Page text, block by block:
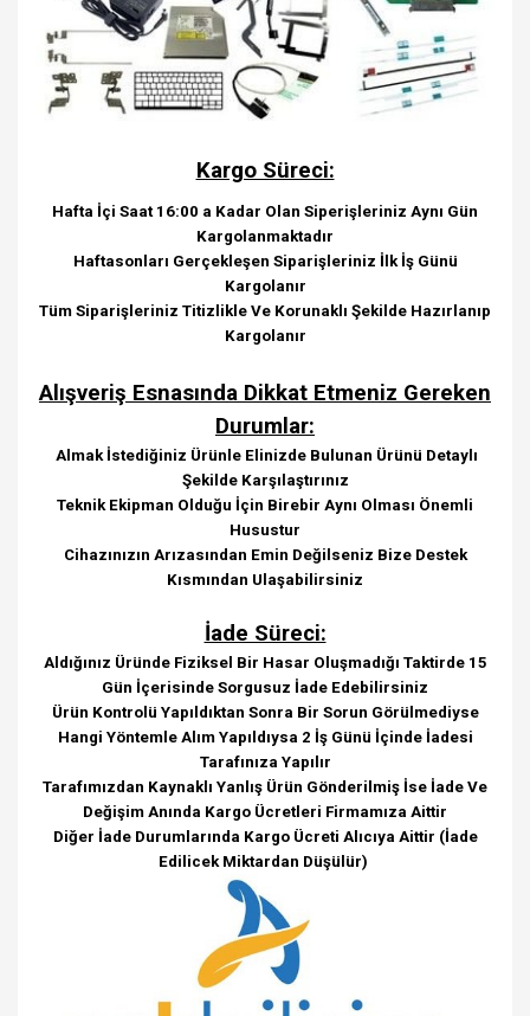
Kargo Süreci:
Hafta İçi Saat 16:00 a Kadar Olan Siperişleriniz Aynı Gün
Kargolanmaktadır
Haftasonları Gerçekleşen Siparişleriniz İlk İş Günü
Kargolanır
Tüm Siparişleriniz Titizlikle Ve Korunaklı Şekilde Hazırlanıp
Kargolanır
Alışveriş Esnasında Dikkat Etmeniz Gereken
Durumlar:
Almak İstediğiniz Ürünle Elinizde Bulunan Ürünü Detaylı
Şekilde Karşılaştırınız
Teknik Ekipman Olduğu İçin Birebir Aynı Olması Önemli
Husustur
Cihazınızın Arızasından Emin Değilseniz Bize Destek
Kısmından Ulaşabilirsiniz
İade Süreci:
Aldığınız Üründe Fiziksel Bir Hasar Oluşmadığı Taktirde 15
Gün İçerisinde Sorgusuz İade Edebilirsiniz
Ürün Kontrolü Yapıldıktan Sonra Bir Sorun Görülmediyse
Hangi Yöntemle Alım Yapıldıysa 2 İş Günü İçinde İadesi
Tarafınıza Yapılır
Tarafımızdan Kaynaklı Yanlış Ürün Gönderilmiş İse İade Ve
Değişim Anında Kargo Ücretleri Firmamıza Aittir
Diğer İade Durumlarında Kargo Ücreti Alıcıya Aittir (İade
Edilicek Miktardan Düşülür)